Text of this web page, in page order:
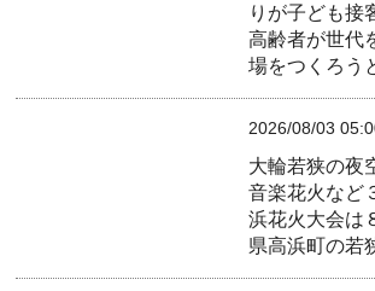
りが子ども接
高齢者が世代
場をつくろう
2026/08/03
大輪若狭の
音楽花火など
浜花火大会は
県高浜町の若